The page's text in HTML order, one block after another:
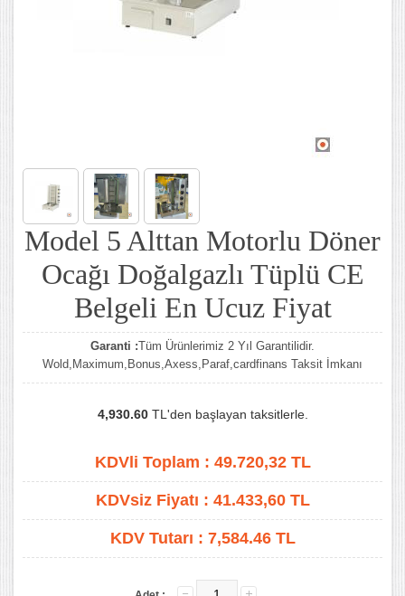
Model 5 Alttan Motorlu Döner
Ocağı Doğalgazlı Tüplü CE
Belgeli En Ucuz Fiyat
Garanti :Tüm Ürünlerimiz 2 Yıl Garantilidir.
Wold,Maximum,Bonus,Axess,Paraf,cardfinans Taksit İmkanı
4,930.60TL'den başlayan taksitlerle.
KDVli Toplam : 49.720,32TL
KDVsiz Fiyatı : 41.433,60TL
KDV Tutarı : 7,584.46 TL